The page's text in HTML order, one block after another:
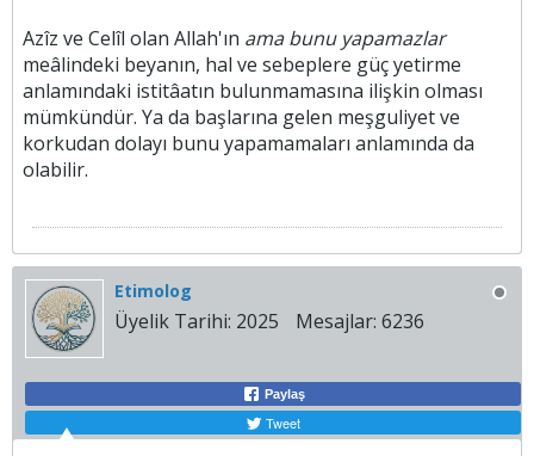
Azîz ve Celîl olan Allah'ın ama bunu yapamazlar
meâlindeki beyanın, hal ve sebeplere güç yetirme
anlamındaki istitâatın bulunmamasına ilişkin olması
mümkündür. Ya da başlarına gelen meşguliyet ve
korkudan dolayı bunu yapamamaları anlamında da
olabilir.
Etimolog
Üyelik Tarihi: 2025 Mesajlar: 6236
Paylaş
Tweet